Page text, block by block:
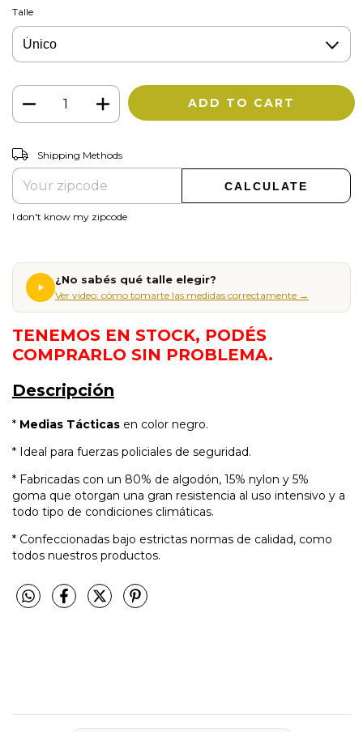
Talle
Shipping for zipcode:
Shipping Methods
CALCULATE
I don't know my zipcode
¿No sabés qué talle elegir?
Ver video: cómo tomarte las medidas correctamente →
TENEMOS EN STOCK, PODÉS
COMPRARLO SIN PROBLEMA.
Descripción
* Medias Tácticas en color negro.
* Ideal para fuerzas policiales de seguridad.
* Fabricadas con un 80% de algodón, 15% nylon y 5%
goma que otorgan una gran resistencia al uso intensivo y a
todo tipo de condiciones climáticas.
* Confeccionadas bajo estrictas normas de calidad, como
todos nuestros productos.